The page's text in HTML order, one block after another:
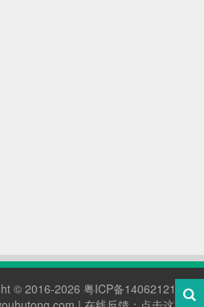
© 2016-2026 粤ICP备14062121号